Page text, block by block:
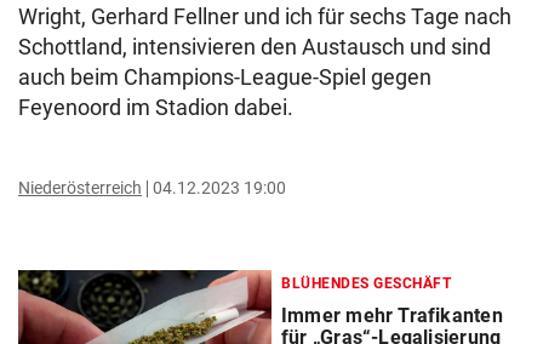
Wright, Gerhard Fellner und ich für sechs Tage nach
Schottland, intensivieren den Austausch und sind
auch beim Champions-League-Spiel gegen
Feyenoord im Stadion dabei.
Niederösterreich 04.12.2023 19:00
BLÜHENDES GESCHÄFT
Immer mehr Trafikanten
für „Gras“-Legalisierung